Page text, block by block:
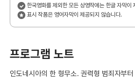
한국영화를 제외한 모든 상영작에는 한글 자막이
표시 작품은 영어자막이 제공되지 않습니다.
프로그램 노트
인도네시아의 한 형무소. 권력형 범죄자부